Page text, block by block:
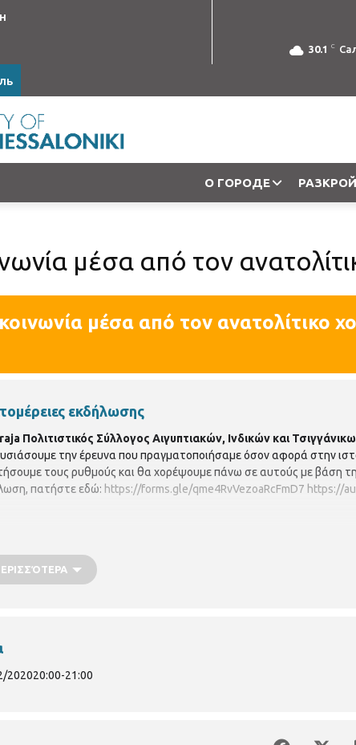
30.1 C
О ГОРОДЕ
μέσα από τον
μέσα από τον ανατολίτικο
εκδήλωσης
Πολιτιστικός Σύλλογος Αιγυπτιακών, Ινδικών και
την έρευνα που πραγματοποιήσαμε όσον αφορά στην
τους ρυθμούς και θα χορέψουμε πάνω σε αυτούς με βάση
πατήστε εδώ: https://forms.gle/qme4RvVezoaRcFmD7 https://
202020:00-21:00